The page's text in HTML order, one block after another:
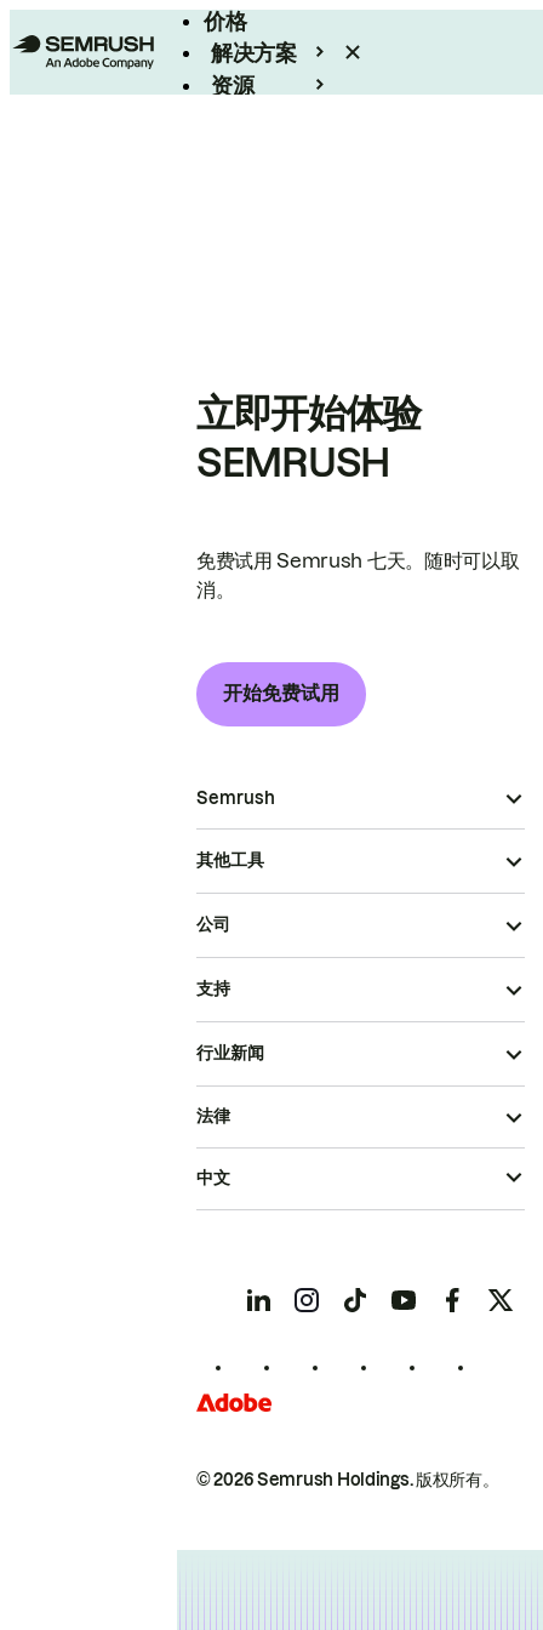
价格
解决方案
资源
立即开始体验
SEMRUSH
免费试用 Semrush 七天。随时可以取
消。
开始免费试用
Semrush
其他工具
公司
支持
行业新闻
© 2026 Semrush Holdings.版权所有。
法律
中文